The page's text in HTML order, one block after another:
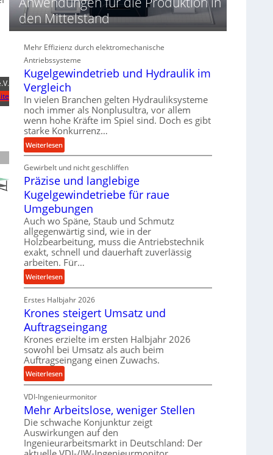
d
i
P
e
r
f
o
r
m
a
c
b
e
i
m
D
r
ü
c
k
p
r
o
z
e
s
s
den Mittelstand
Mehr Effizienz durch elektromechanische
Antriebssysteme
Kugelgewindetrieb und Hydraulik im
Vergleich
In vielen Branchen gelten Hydrauliksysteme
noch immer als Nonplusultra, vor allem
wenn hohe Kräfte im Spiel sind. Doch es gibt
starke Konkurrenz…
Weiterlesen:
K
u
g
l
g
e
w
i
n
d
e
r
i
e
b
u
n
d
H
y
d
r
a
u
Gewirbelt und nicht geschliffen
Präzise und langlebige
Kugelgewindetriebe für raue
Umgebungen
Auch wo Späne, Staub und Schmutz
allgegenwärtig sind, wie in der
Holzbearbeitung, muss die Antriebstechnik
exakt, schnell und dauerhaft zuverlässig
arbeiten. Für…
Weiterlesen:
P
r
ä
i
s
e
u
n
a
n
g
l
Erstes Halbjahr 2026
Krones steigert Umsatz und
Auftragseingang
Krones erzielte im ersten Halbjahr 2026
sowohl bei Umsatz als auch beim
Auftragseingang einen Zuwachs.
Weiterlesen:
K
r
o
n
e
s
VDI-Ingenieurmonitor
Mehr Arbeitslose, weniger Stellen
Die schwache Konjunktur zeigt
Auswirkungen auf den
Ingenieurarbeitsmarkt in Deutschland: Der